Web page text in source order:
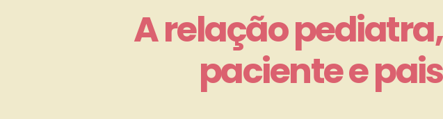
A relação pediatra,
paciente e pais